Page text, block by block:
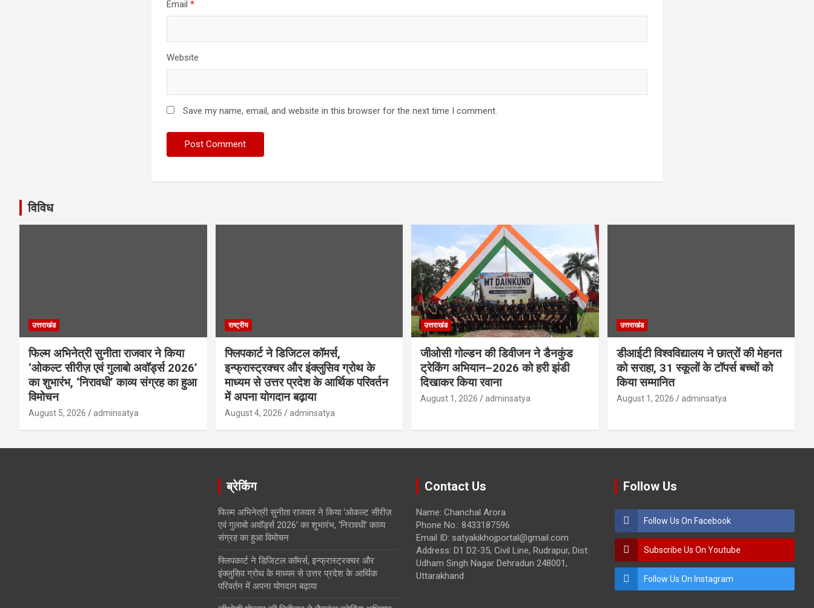
Email*
Website
Save my name, email, and website in this browser for the next time I comment.
विविध
उत्तराखंड
फिल्म अभिनेत्री सुनीता राजवार ने किया
‘ओकल्ट सीरीज़ एवं गुलाबो अवॉर्ड्स 2026’
का शुभारंभ, ‘निरावधी’ काव्य संग्रह का हुआ
विमोचन
August 5, 2026 adminsatya
राष्ट्रीय
फ्लिपकार्ट ने डिजिटल कॉमर्स,
इन्फ्रास्ट्रक्चर और इंक्लुसिव ग्रोथ के
माध्यम से उत्तर प्रदेश के आर्थिक परिवर्तन
में अपना योगदान बढ़ाया
August 4, 2026 adminsatya
उत्तराखंड
जीओसी गोल्डन की डिवीजन ने डैनकुंड
ट्रेकिंग अभियान–2026 को हरी झंडी
दिखाकर किया रवाना
August 1, 2026 adminsatya
उत्तराखंड
डीआईटी विश्वविद्यालय ने छात्रों की मेहनत
को सराहा, 31 स्कूलों के टॉपर्स बच्चों को
किया सम्मानित
August 1, 2026 adminsatya
ब्रेकिंग
फिल्म अभिनेत्री सुनीता राजवार ने किया ‘ओकल्ट सीरीज़
एवं गुलाबो अवॉर्ड्स 2026’ का शुभारंभ, ‘निरावधी’ काव्य
संग्रह का हुआ विमोचन
फ्लिपकार्ट ने डिजिटल कॉमर्स, इन्फ्रास्ट्रक्चर और
इंक्लुसिव ग्रोथ के माध्यम से उत्तर प्रदेश के आर्थिक
परिवर्तन में अपना योगदान बढ़ाया
Contact Us
Name: Chanchal Arora
Phone No.: 8433187596
Email ID: satyakikhojportal@gmail.com
Address: D1 D2-35, Civil Line, Rudrapur, Dist:
Udham Singh Nagar Dehradun 248001,
Uttarakhand
Follow Us
Follow Us On Facebook
Subscribe Us On Youtube
Follow Us On Instagram